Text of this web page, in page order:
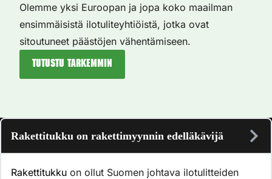
Olemme yksi Euroopan ja jopa koko maailman
ensimmäisistä ilotuliteyhtiöistä, jotka ovat
sitoutuneet päästöjen vähentämiseen.
Tutustu tarkemmin
Rakettitukku on rakettimyynnin edelläkävijä
Rakettitukku on ollut Suomen johtava ilotulitteiden